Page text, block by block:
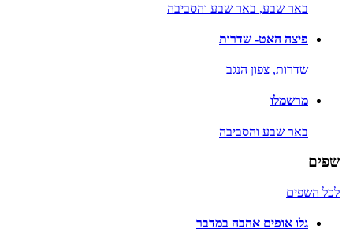
באר שבע, באר שבע והסביבה
פיצה האט- שדרות
שדרות, צפון הנגב
מרשמלו
באר שבע והסביבה
שפים
לכל השפים
גלו אופים אהבה במדבר